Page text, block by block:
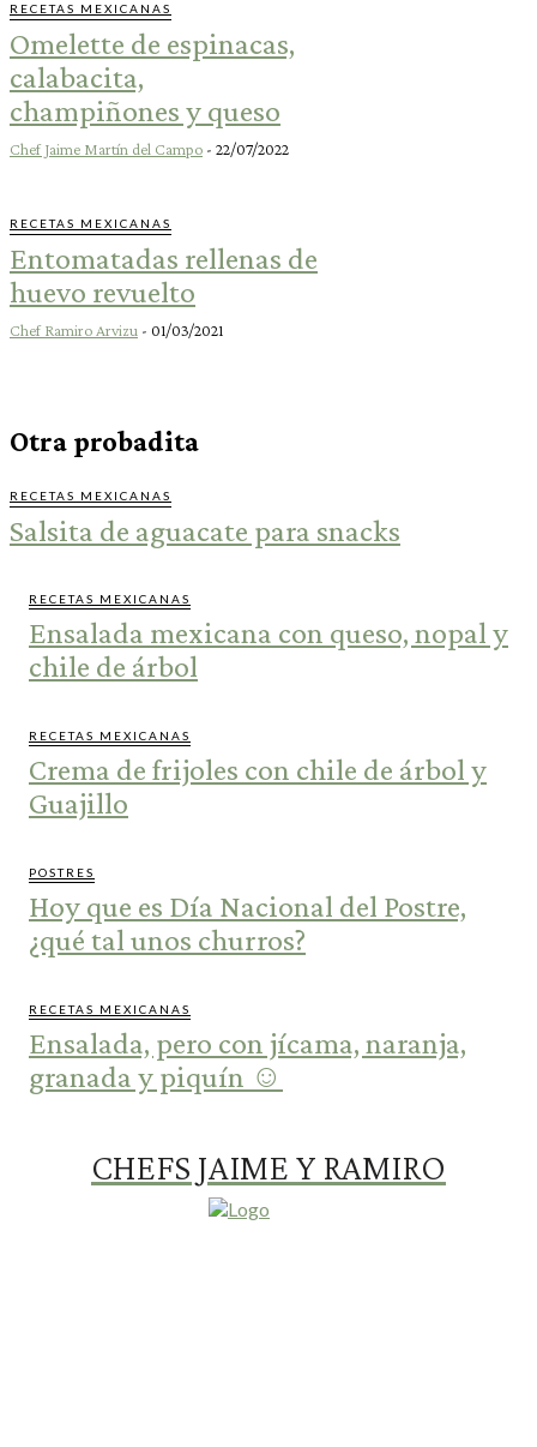
RECETAS MEXICANAS
Omelette de espinacas,
calabacita,
champiñones y queso
Chef Jaime Martín del Campo - 22/07/2022
RECETAS MEXICANAS
Entomatadas rellenas de
huevo revuelto
Chef Ramiro Arvizu - 01/03/2021
Otra probadita
RECETAS MEXICANAS
Salsita de aguacate para snacks
RECETAS MEXICANAS
Ensalada mexicana con queso, nopal y
chile de árbol
RECETAS MEXICANAS
Crema de frijoles con chile de árbol y
Guajillo
POSTRES
Hoy que es Día Nacional del Postre,
¿qué tal unos churros?
RECETAS MEXICANAS
Ensalada, pero con jícama, naranja,
granada y piquín ☺️
CHEFS JAIME Y RAMIRO